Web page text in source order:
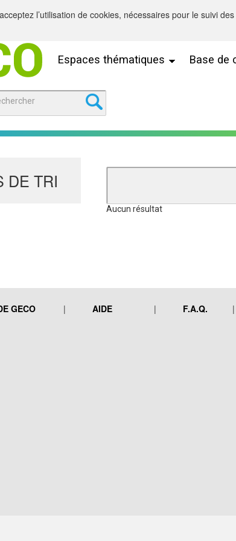
Espaces thématiques Base de
DE TRI
Aucun résultat
GECO AIDE F.A.Q.
l’utilisation de cookies, nécessaires pour le suivi